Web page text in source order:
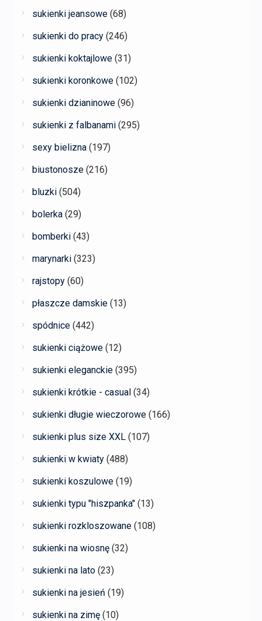
sukienki jeansowe (68)
sukienki do pracy (246)
sukienki koktajlowe (31)
sukienki koronkowe (102)
sukienki dzianinowe (96)
sukienki z falbanami (295)
sexy bielizna (197)
biustonosze (216)
bluzki (504)
bolerka (29)
bomberki (43)
marynarki (323)
rajstopy (60)
płaszcze damskie (13)
spódnice (442)
sukienki ciążowe (12)
sukienki eleganckie (395)
sukienki krótkie - casual (34)
sukienki długie wieczorowe (166)
sukienki plus size XXL (107)
sukienki w kwiaty (488)
sukienki koszulowe (19)
sukienki typu "hiszpanka" (13)
sukienki rozkloszowane (108)
sukienki na wiosnę (32)
sukienki na lato (23)
sukienki na jesień (19)
sukienki na zimę (10)